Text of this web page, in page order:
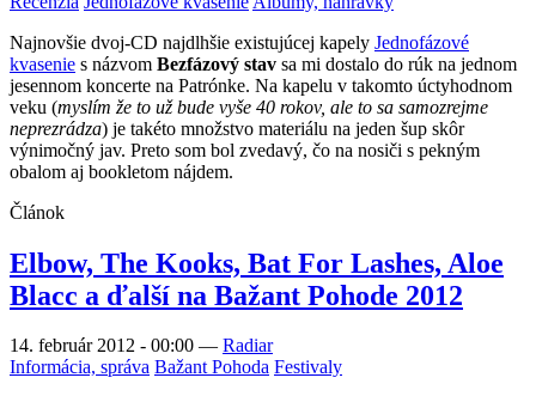
Najnovšie dvoj-CD najdlhšie existujúcej kapely Jednofázové
kvasenie s názvom Bezfázový stav sa mi dostalo do rúk na jednom
jesennom koncerte na Patrónke. Na kapelu v takomto úctyhodnom
veku (myslím že to už bude vyše 40 rokov, ale to sa samozrejme
neprezrádza) je takéto množstvo materiálu na jeden šup skôr
výnimočný jav. Preto som bol zvedavý, čo na nosiči s pekným
obalom aj bookletom nájdem.
Článok
Elbow, The Kooks, Bat For Lashes, Aloe
Blacc a ďalší na Bažant Pohode 2012
14. február 2012 - 00:00 — Radiar
Informácia, správa Bažant Pohoda Festivaly